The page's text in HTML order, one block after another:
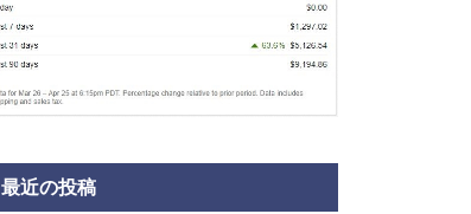
最近の投稿